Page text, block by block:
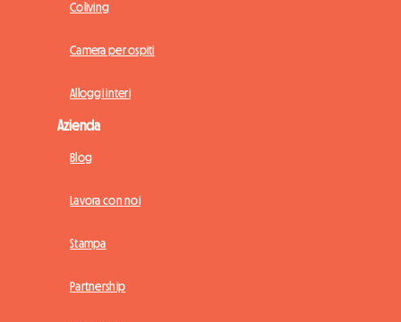
Coliving
Camera per ospiti
Alloggi interi
Azienda
Blog
Lavora con noi
Stampa
Partnership